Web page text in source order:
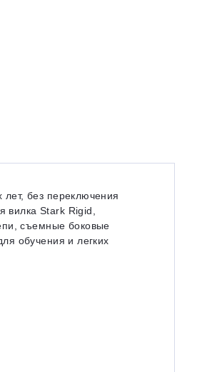
лет, без переключения
вилка Stark Rigid,
съемные боковые
обучения и легких